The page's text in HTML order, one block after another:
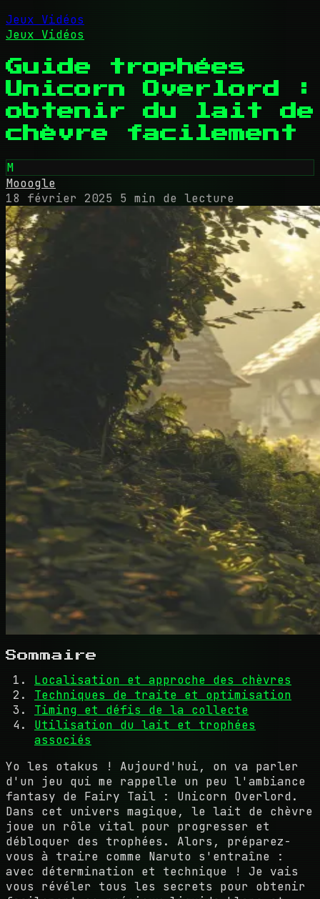
Jeux Vidéos
Jeux Vidéos
Guide trophées
Unicorn Overlord :
obtenir du lait de
chèvre facilement
M
Mooogle
18 février 2025
5 min de lecture
Sommaire
Localisation et approche des chèvres
Techniques de traite et optimisation
Timing et défis de la collecte
Utilisation du lait et trophées
associés
Yo les otakus ! Aujourd'hui, on va parler
d'un jeu qui me rappelle un peu l'ambiance
fantasy de Fairy Tail : Unicorn Overlord.
Dans cet univers magique, le lait de chèvre
joue un rôle vital pour progresser et
débloquer des trophées. Alors, préparez-
vous à traire comme Naruto s'entraîne :
avec détermination et technique ! Je vais
vous révéler tous les secrets pour obtenir